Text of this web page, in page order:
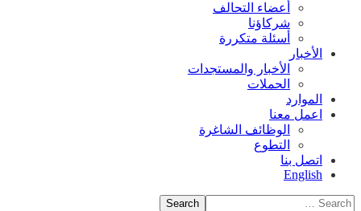
أعضاء التحالف
شركاؤنا
أسئلة متكررة
الأخبار
الأخبار والمستجدات
الحملات
الموارد
اعمل معنا
الوظائف الشاغرة
التطوع
اتصل بنا
English